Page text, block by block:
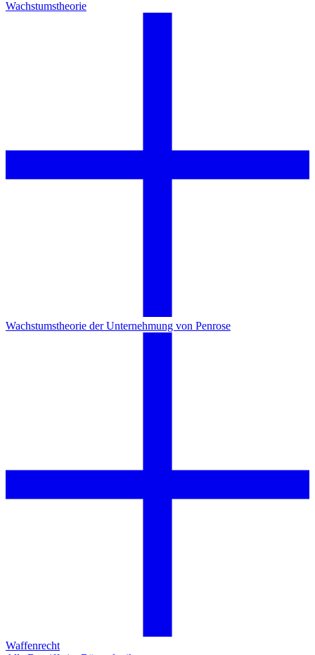
Wachstumstheorie
Wachstumstheorie der Unternehmung von Penrose
Waffenrecht